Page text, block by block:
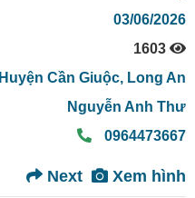
03/06/2026
1603
Huyện Cần Giuộc, Long An
Nguyễn Anh Thư
0964473667
Xem hình
Next